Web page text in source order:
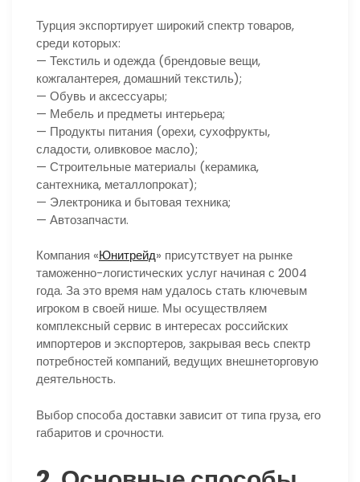
Турция экспортирует широкий спектр товаров,
среди которых:
— Текстиль и одежда (брендовые вещи,
кожгалантерея, домашний текстиль);
— Обувь и аксессуары;
— Мебель и предметы интерьера;
— Продукты питания (орехи, сухофрукты,
сладости, оливковое масло);
— Строительные материалы (керамика,
сантехника, металлопрокат);
— Электроника и бытовая техника;
— Автозапчасти.
Компания «Юнитрейд» присутствует на рынке
таможенно-логистических услуг начиная с 2004
года. За это время нам удалось стать ключевым
игроком в своей нише. Мы осуществляем
комплексный сервис в интересах российских
импортеров и экспортеров, закрывая весь спектр
потребностей компаний, ведущих внешнеторговую
деятельность.
Выбор способа доставки зависит от типа груза, его
габаритов и срочности.